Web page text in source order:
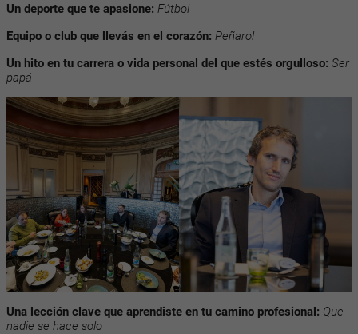
Un deporte que te apasione: Fútbol
Equipo o club que llevás en el corazón: Peñarol
Un hito en tu carrera o vida personal del que estés orgulloso: Ser
papá
Una lección clave que aprendiste en tu camino profesional: Que
nadie se hace solo